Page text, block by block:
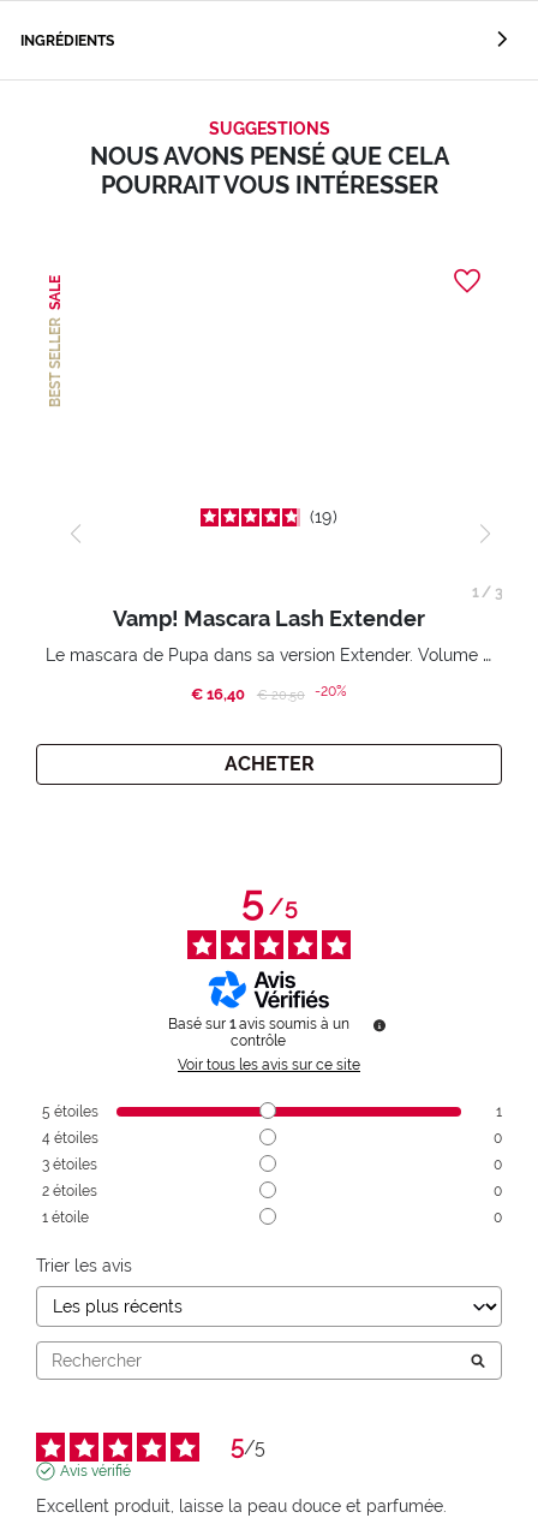
INGRÉDIENTS
SUGGESTIONS
NOUS AVONS PENSÉ QUE CELA
POURRAIT VOUS INTÉRESSER
BEST SELLER
SALE
19
Vamp! Mascara Lash Extender
Le mascara de Pupa dans sa version Extender. Volume extension 3D. Des cils amplifiés et liftés à l’infini.
€ 16,40 Price reduced from
€ 20,50to-20%
ACHETER
1/ 3
5/5
Basé sur 1 avis soumis à un
contrôle
Voir tous les avis sur ce site
5 étoiles
1
4 étoiles
0
3 étoiles
0
2 étoiles
0
1 étoile 0
Trier les avis
5/5
Avis vérifié
Excellent produit, laisse la peau douce et parfumée.